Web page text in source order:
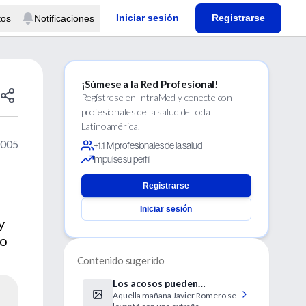
Notificaciones Iniciar sesión Registrarse
¡Súmese a la Red Profesional!
Regístrese en IntraMed y conecte con
profesionales de la salud de toda
Latinoamérica.
+1.1 M profesionales de la salud
Impulse su perfil
Registrarse
Iniciar sesión
Contenido sugerido
Los acosos pueden
terminar en tragedias
Aquella mañana Javier Romero se